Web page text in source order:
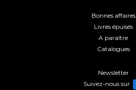
Bonnes affaires
Livres épuisés
A paraître
Catalogues
Newsletter
Suivez-nous sur